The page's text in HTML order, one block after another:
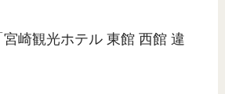
崎観光ホテル 東館 西館 違